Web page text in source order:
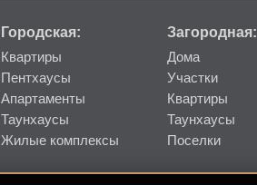
Городская:
Квартиры
Пентхаусы
Апартаменты
Таунхаусы
Жилые комплексы
Загородная:
Дома
Участки
Квартиры
Таунхаусы
Поселки